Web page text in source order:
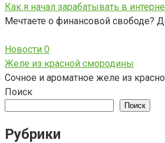
Как я начал зарабатывать в
Мечтаете о финансовой свободе?
Новости 0
Желе из красной смородины
Сочное и ароматное желе из
Поиск
Поиск
Рубрики